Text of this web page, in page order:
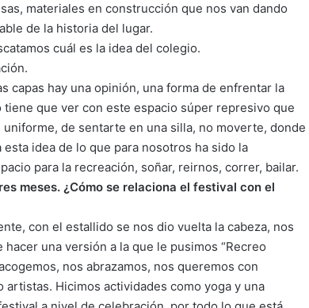
materiales en construcción que nos van dando
de la historia del lugar.
cuál es la idea del colegio.
capas hay una opinión, una forma de enfrentar la
que ver con este espacio súper represivo que
de sentarte en una silla, no moverte, donde
idea de lo que para nosotros ha sido la
para la recreación, soñar, reirnos, correr, bailar.
meses. ¿Cómo se relaciona el festival con el
con el estallido se nos dio vuelta la cabeza, nos
una versión a la que le pusimos “Recreo
nos abrazamos, nos queremos con
Hicimos actividades como yoga y una